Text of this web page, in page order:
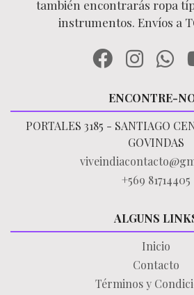
también encontrarás ropa
instrumentos. Envíos a
ENCONTRE-
PORTALES 3185 - SANTIAGO
GOVINDAS
+569 81714405
ALGUNS
Inicio
Contacto
Términos y